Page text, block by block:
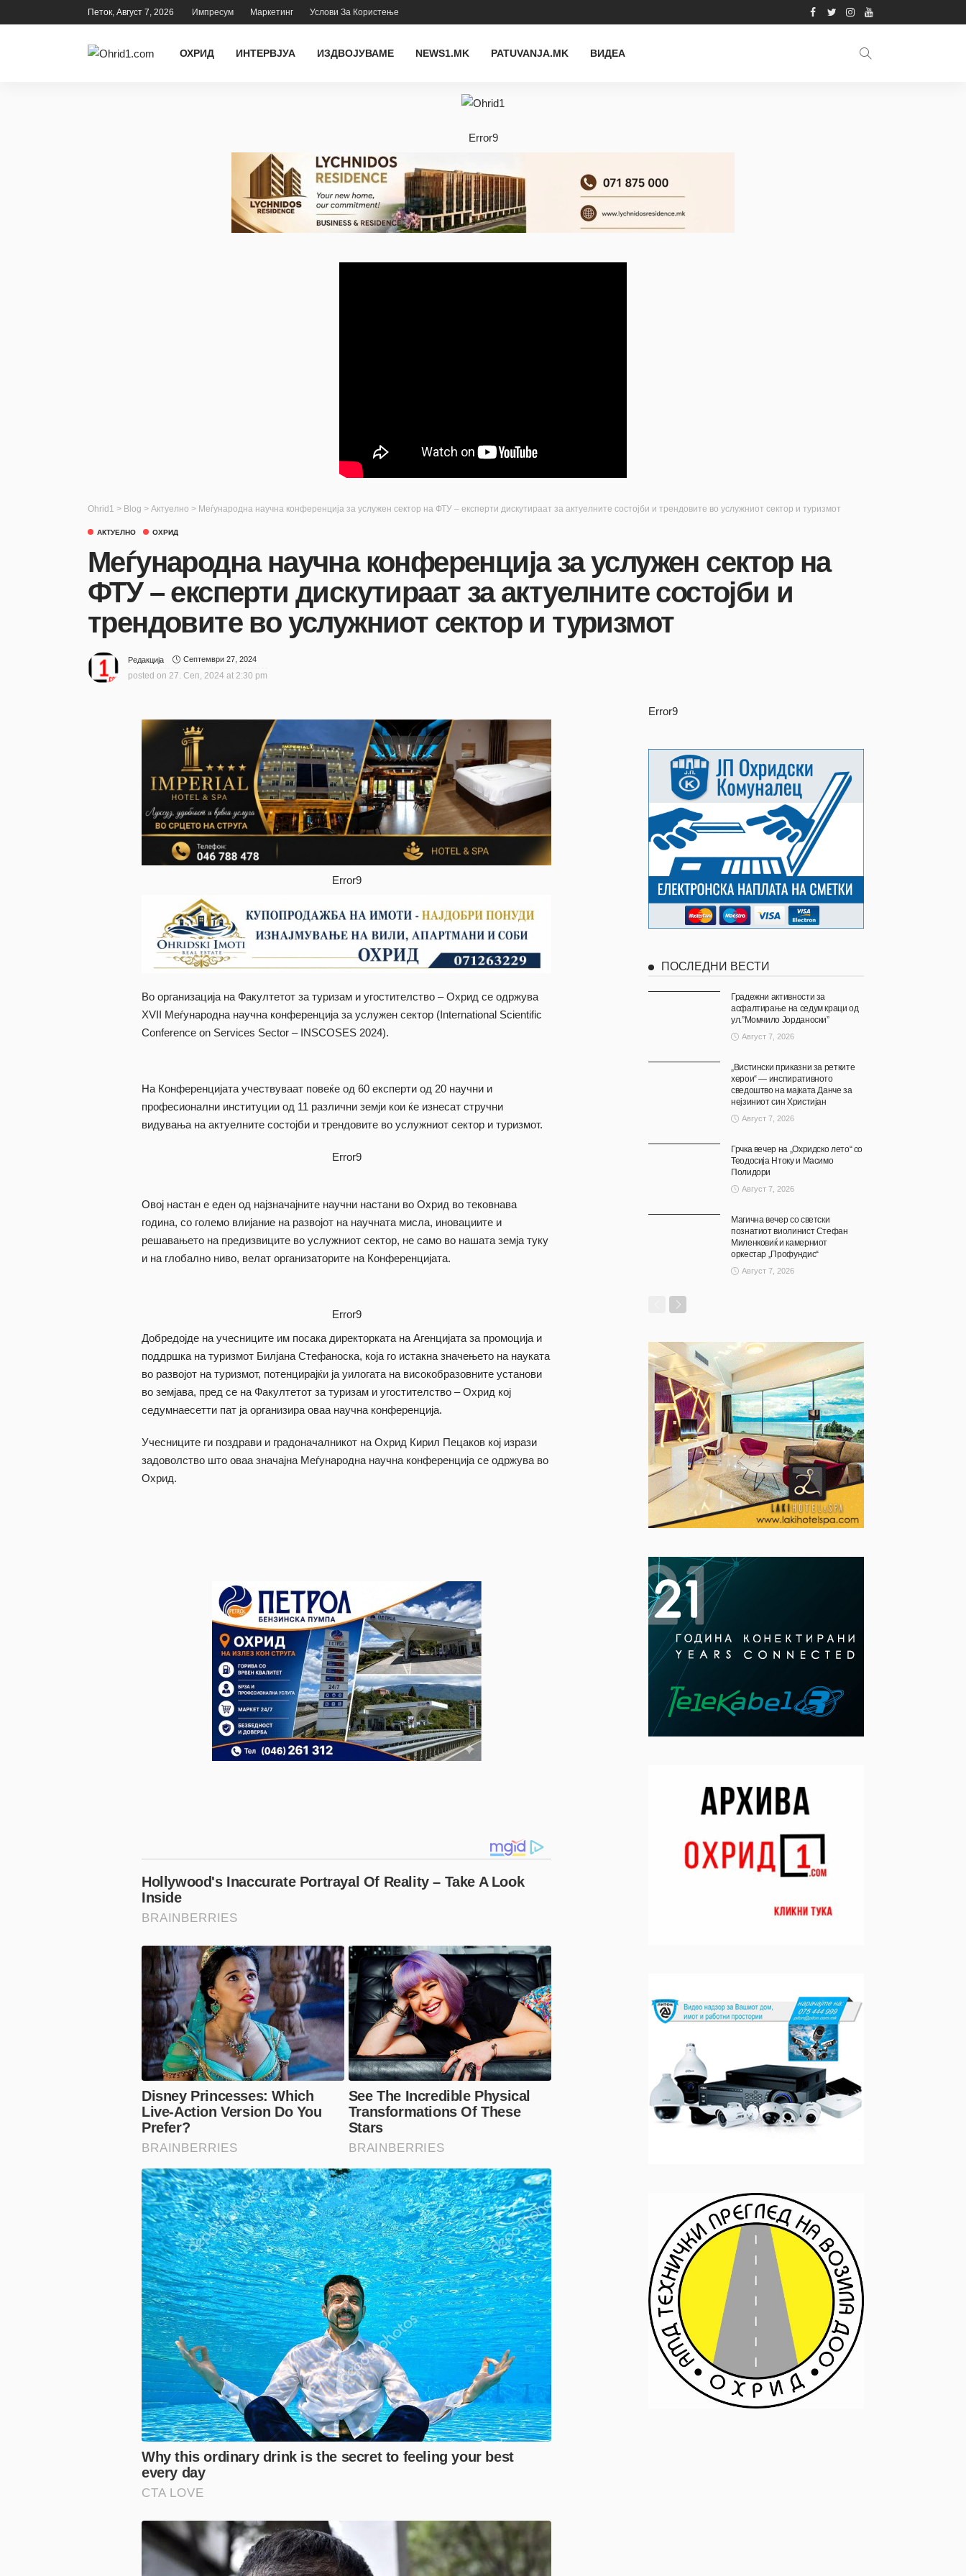
Петок, Август 7, 2026 Импресум Маркетинг Услови За Користење
ОХРИД ИНТЕРВЈУА ИЗДВОЈУВАМЕ NEWS1.MK PATUVANJA.MK ВИДЕА
Error9
Ohrid1 > Blog > Актуелно > Меѓународна научна конференција за услужен сектор на ФТУ – експерти дискутираат за актуелните состојби и трендовите во услужниот сектор и туризмот
АКТУЕЛНО ОХРИД
Меѓународна научна конференција за услужен сектор на
ФТУ – експерти дискутираат за актуелните состојби и
трендовите во услужниот сектор и туризмот
Редакција Септември 27, 2024
posted on 27. Сеп, 2024 at 2:30 pm
Error9
Во организација на Факултетот за туризам и угостителство – Охрид се одржува
XVII Меѓународна научна конференција за услужен сектор (International Scientific
Conference on Services Sector – INSCOSES 2024).
На Конференцијата учествуваат повеќе од 60 експерти од 20 научни и
професионални институции од 11 различни земји кои ќе изнесат стручни
видувања на актуелните состојби и трендовите во услужниот сектор и туризмот.
Error9
Овој настан е еден од најзначајните научни настани во Охрид во тековнава
година, со големо влијание на развојот на научната мисла, иновациите и
решавањето на предизвиците во услужниот сектор, не само во нашата земја туку
и на глобално ниво, велат организаторите на Конференцијата.
Error9
Добредојде на учесниците им посака директорката на Агенцијата за промоција и
поддршка на туризмот Билјана Стефаноска, која го истакна значењето на науката
во развојот на туризмот, потенцирајќи ја уилогата на високобразовните установи
во земјава, пред се на Факултетот за туризам и угостителство – Охрид кој
седумнаесетти пат ја организира оваа научна конференција.
Учесниците ги поздрави и градоначалникот на Охрид Кирил Пецаков кој изрази
задоволство што оваа значајна Меѓународна научна конференција се одржува во
Охрид.
Error9
ПОСЛЕДНИ ВЕСТИ
Градежни активности за
асфалтирање на седум краци од
ул.”Момчило Јорданоски”
Август 7, 2026
„Вистински приказни за ретките
херои“ — инспиративното
сведоштво на мајката Данче за
нејзиниот син Христијан
Август 7, 2026
Грчка вечер на „Охридско лето“ со
Теодосија Нтоку и Масимо
Полидори
Август 7, 2026
Магична вечер со светски
познатиот виолинист Стефан
Миленковиќ и камерниот
оркестар „Профундис“
Август 7, 2026